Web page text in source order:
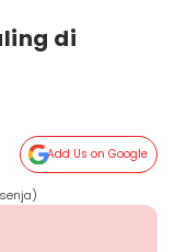
di
Add Us on Google